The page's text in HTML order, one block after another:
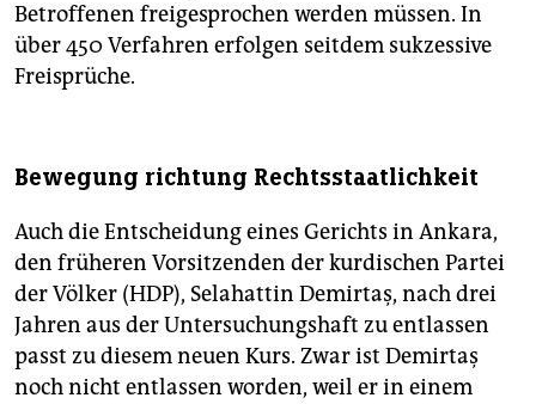
Betroffenen freigesprochen werden müssen. In
über 450 Verfahren erfolgen seitdem sukzessive
Freisprüche.
Bewegung richtung Rechtsstaatlichkeit
Auch die Entscheidung eines Gerichts in Ankara,
den früheren Vorsitzenden der kurdischen Partei
der Völker (HDP), Selahattin Demirtaş, nach drei
Jahren aus der Untersuchungshaft zu entlassen
passt zu diesem neuen Kurs. Zwar ist Demirtaş
noch nicht entlassen worden, weil er in einem